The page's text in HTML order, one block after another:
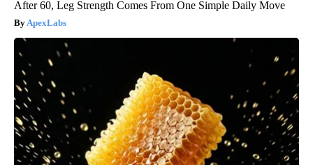
After 60, Leg Strength Comes From One Simple Daily Move
ApexLabs